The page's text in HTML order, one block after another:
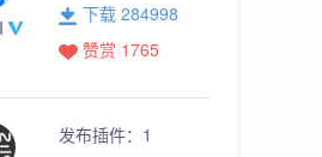
下载 284998
赞赏 1765
发布插件： 1